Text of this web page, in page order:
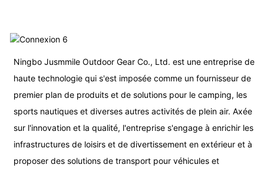
Ningbo Jusmmile Outdoor Gear Co., Ltd. est une entreprise de
haute technologie qui s'est imposée comme un fournisseur de
premier plan de produits et de solutions pour le camping, les
sports nautiques et diverses autres activités de plein air. Axée
sur l'innovation et la qualité, l'entreprise s'engage à enrichir les
infrastructures de loisirs et de divertissement en extérieur et à
proposer des solutions de transport pour véhicules et